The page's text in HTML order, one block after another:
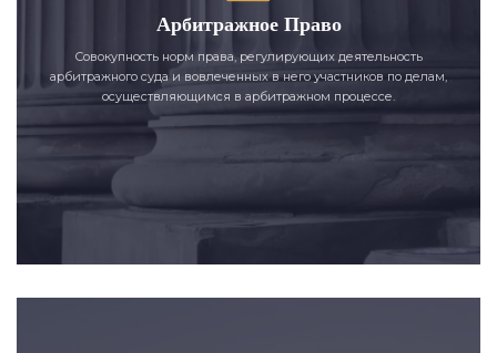
Арбитражное Право
Совокупность норм права, регулирующих деятельность
арбитражного суда и вовлеченных в него участников по делам,
осуществляющимся в арбитражном процессе.